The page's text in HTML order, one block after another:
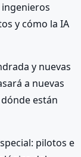
y cómo la IA
y nuevas
a nuevas
están
pilotos e